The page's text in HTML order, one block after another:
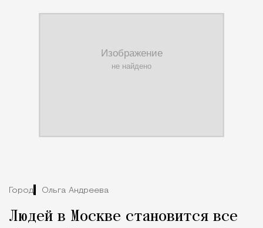
Город Ольга Андреева
Людей в Москве становится все